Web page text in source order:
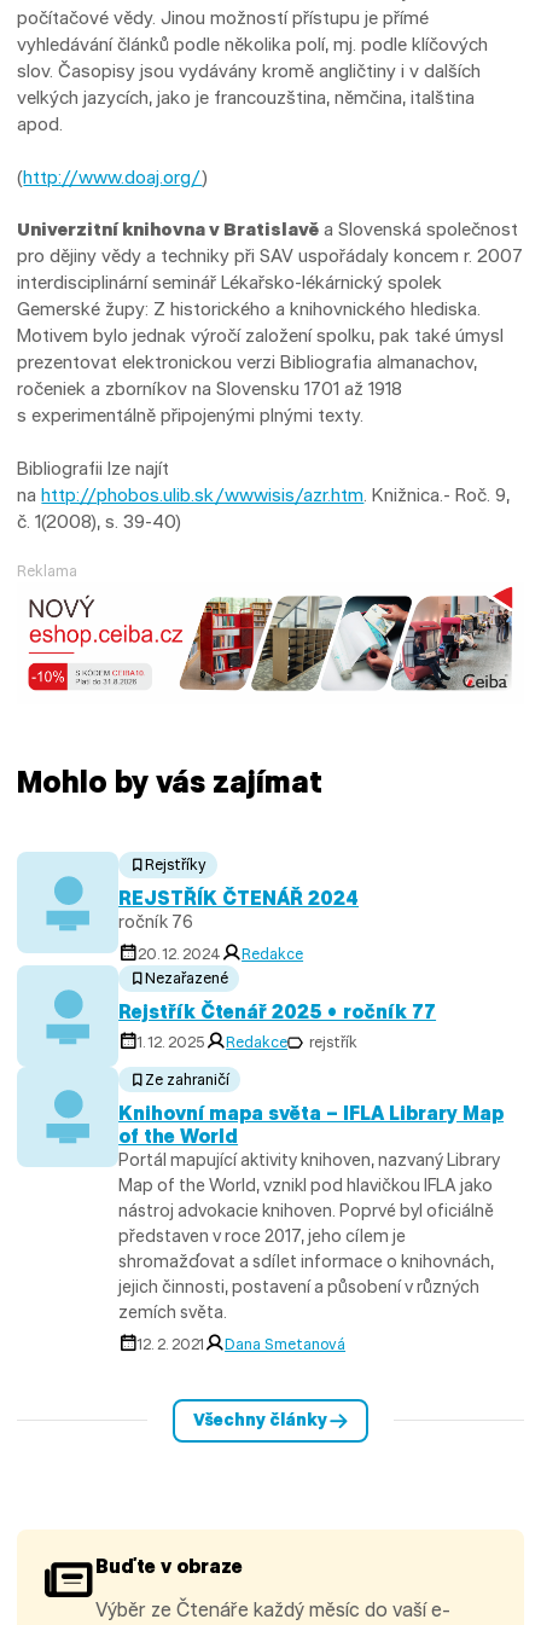
počítačové vědy. Jinou možností přístupu je přímé
vyhledávání článků podle několika polí, mj. podle klíčových
slov. Časopisy jsou vydávány kromě angličtiny i v dalších
velkých jazycích, jako je francouzština, němčina, italština
apod.
(http://www.doaj.org/)
Univerzitní knihovna v Bratislavě a Slovenská společnost
pro dějiny vědy a techniky při SAV uspořádaly koncem r. 2007
interdisciplinární seminář Lékařsko-lékárnický spolek
Gemerské župy: Z historického a knihovnického hlediska.
Motivem bylo jednak výročí založení spolku, pak také úmysl
prezentovat elektronickou verzi Bibliografia almanachov,
ročeniek a zborníkov na Slovensku 1701 až 1918
s experimentálně připojenými plnými texty.
Bibliografii lze najít
nahttp://phobos.ulib.sk/wwwisis/azr.htm. Knižnica.- Roč. 9,
č. 1(2008), s. 39-40)
Reklama
Mohlo by vás zajímat
Rejstříky
REJSTŘÍK ČTENÁŘ 2024
ročník 76
20. 12. 2024
Redakce
Nezařazené
Rejstřík Čtenář 2025 • ročník 77
1. 12. 2025 Redakce rejstřík
Ze zahraničí
Knihovní mapa světa – IFLA Library Map
of the World
Portál mapující aktivity knihoven, nazvaný Library
Map of the World, vznikl pod hlavičkou IFLA jako
nástroj advokacie knihoven. Poprvé byl oficiálně
představen v roce 2017, jeho cílem je
shromažďovat a sdílet informace o knihovnách,
jejich činnosti, postavení a působení v různých
zemích světa.
12. 2. 2021 Dana Smetanová
Všechny články
Buďte v obraze
Výběr ze Čtenáře každý měsíc do vaší e-